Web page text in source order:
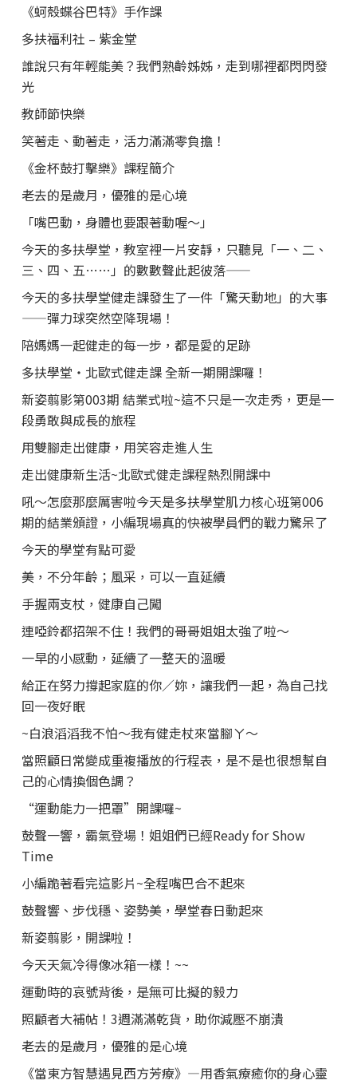
《蚵殼蝶谷巴特》手作課
多扶福利社 – 紫金堂
誰說只有年輕能美？我們熟齡姊姊，走到哪裡都閃閃發
光
教師節快樂
笑著走、動著走，活力滿滿零負擔！
《金杯鼓打擊樂》課程簡介
老去的是歲月，優雅的是心境
「嘴巴動，身體也要跟著動喔～」
今天的多扶學堂，教室裡一片安靜，只聽見「一、二、
三、四、五……」的數數聲此起彼落——
今天的多扶學堂健走課發生了一件「驚天動地」的大事
——彈力球突然空降現場！
陪媽媽一起健走的每一步，都是愛的足跡
多扶學堂・北歐式健走課 全新一期開課囉！
新姿翦影第003期 結業式啦~這不只是一次走秀，更是一
段勇敢與成長的旅程
用雙腳走出健康，用笑容走進人生
走出健康新生活~北歐式健走課程熱烈開課中
吼～怎麼那麼厲害啦今天是多扶學堂肌力核心班第006
期的結業頒證，小編現場真的快被學員們的戰力驚呆了
今天的學堂有點可愛
美，不分年齡；風采，可以一直延續
手握兩支杖，健康自己闖
連啞鈴都招架不住！我們的哥哥姐姐太強了啦～
一早的小感動，延續了一整天的溫暖
給正在努力撐起家庭的你／妳，讓我們一起，為自己找
回一夜好眠
~白浪滔滔我不怕～我有健走杖來當腳ㄚ～
當照顧日常變成重複播放的行程表，是不是也很想幫自
己的心情換個色調？
“運動能力一把罩”開課囉~
鼓聲一響，霸氣登場！姐姐們已經Ready for Show
Time
小編跪著看完這影片~全程嘴巴合不起來
鼓聲響、步伐穩、姿勢美，學堂春日動起來
新姿翦影，開課啦！
今天天氣冷得像冰箱一樣！~~
運動時的哀號背後，是無可比擬的毅力
照顧者大補帖！3週滿滿乾貨，助你減壓不崩潰
老去的是歲月，優雅的是心境
《當東方智慧遇見西方芳療》—用香氣療癒你的身心靈